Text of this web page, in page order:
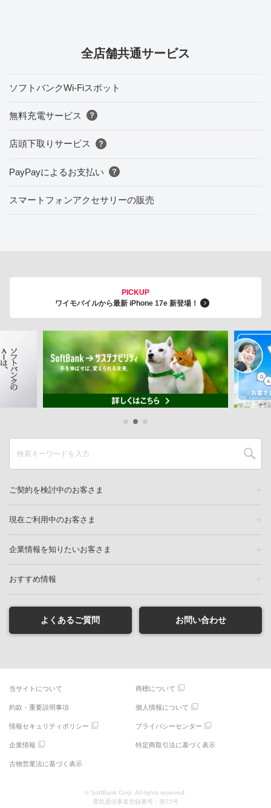
全店舗共通サービス
ソフトバンクWi-Fiスポット
無料充電サービス
店頭下取りサービス
PayPayによるお支払い
スマートフォンアクセサリーの販売
PICKUP
ワイモバイルから最新 iPhone 17e 新登場！
ご契約を検討中のお客さま
現在ご利用中のお客さま
企業情報を知りたいお客さま
おすすめ情報
よくあるご質問 お問い合わせ
当サイトについて 商標について
約款・重要説明事項 個人情報について
情報セキュリティポリシー プライバシーセンター
企業情報 特定商取引法に基づく表示
古物営業法に基づく表示
© SoftBank Corp. All rights reserved.
電気通信事業登録番号：第72号